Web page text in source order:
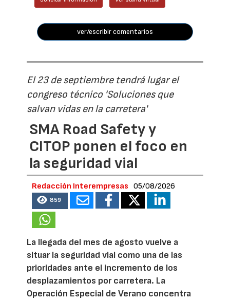
ver/escribir comentarios
El 23 de septiembre tendrá lugar el
congreso técnico 'Soluciones que
salvan vidas en la carretera'
SMA Road Safety y
CITOP ponen el foco en
la seguridad vial
Redacción Interempresas 05/08/2026
859
La llegada del mes de agosto vuelve a
situar la seguridad vial como una de las
prioridades ante el incremento de los
desplazamientos por carretera. La
Operación Especial de Verano concentra